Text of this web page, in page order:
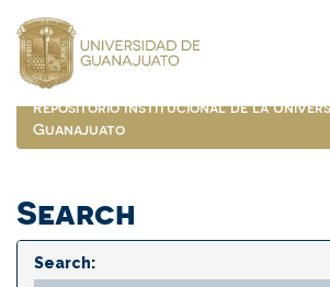
navigation
Repositorio Institucional de la
Guanajuato
Search
Search: